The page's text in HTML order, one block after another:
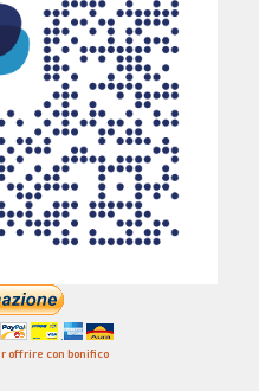
offrire con bonifico